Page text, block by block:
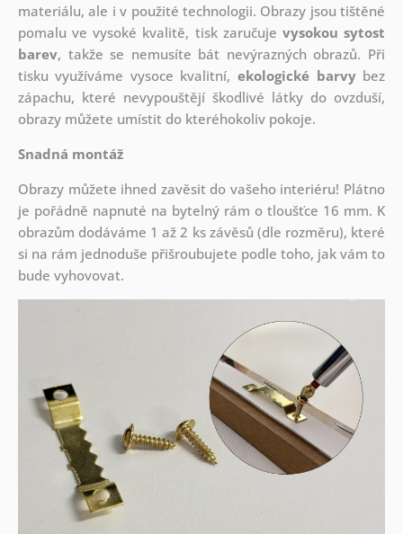
materiálu, ale i v použité technologii. Obrazy jsou tištěné
pomalu ve vysoké kvalitě, tisk zaručuje vysokou sytost
barev, takže se nemusíte bát nevýrazných obrazů. Při
tisku využíváme vysoce kvalitní,ekologické barvybez
zápachu, které nevypouštějí škodlivé látky do ovzduší,
obrazy můžete umístit do kteréhokoliv pokoje.
Snadná montáž
Obrazy můžete ihned zavěsit do vašeho interiéru! Plátno
je pořádně napnuté na bytelný rám o tloušťce 16 mm. K
obrazům dodáváme 1 až 2 ks závěsů (dle rozměru), které
si na rám jednoduše přišroubujete podle toho, jak vám to
bude vyhovovat.